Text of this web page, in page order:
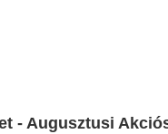
- Augusztusi